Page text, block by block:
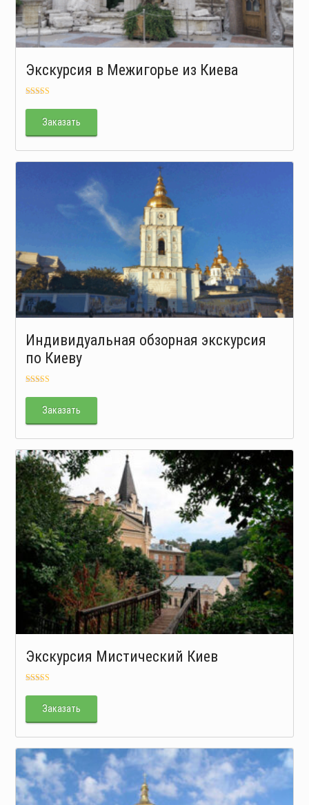
Экскурсия в Межигорье из Киева
5.00
Заказать
Индивидуальная обзорная экскурсия
по Киеву
5.00
Заказать
Экскурсия Мистический Киев
5.00
Заказать